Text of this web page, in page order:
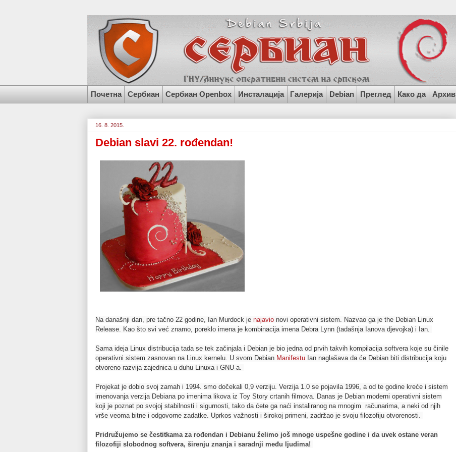
Почетна Сербиан Сербиан Openbox Инсталација Галерија Debian Преглед Како да Архив
16. 8. 2015.
Debian slavi 22. rođendan!
Na današnji dan, pre tačno 22 godine, Ian Murdock je najavio novi operativni sistem. Nazvao ga je the Debian Linux
Release. Kao što svi već znamo, poreklo imena je kombinacija imena Debra Lynn (tadašnja Ianova djevojka) i Ian.
Sama ideja Linux distribucija tada se tek začinjala i Debian je bio jedna od prvih takvih kompilacija softvera koje su činile
operativni sistem zasnovan na Linux kernelu. U svom Debian Manifestu Ian naglašava da će Debian biti distribucija koju
otvoreno razvija zajednica u duhu Linuxa i GNU-a.
Projekat je dobio svoj zamah i 1994. smo dočekali 0,9 verziju. Verzija 1.0 se pojavila 1996, a od te godine kreće i sistem
imenovanja verzija Debiana po imenima likova iz Toy Story crtanih filmova. Danas je Debian moderni operativni sistem
koji je poznat po svojoj stabilnosti i sigurnosti, tako da ćete ga naći instaliranog na mnogim računarima, a neki od njih
vrše veoma bitne i odgovorne zadatke. Uprkos važnosti i širokoj primeni, zadržao je svoju filozofiju otvorenosti.
Pridružujemo se čestitkama za rođendan i Debianu želimo još mnoge uspešne godine i da uvek ostane veran
filozofiji slobodnog softvera, širenju znanja i saradnji među ljudima!